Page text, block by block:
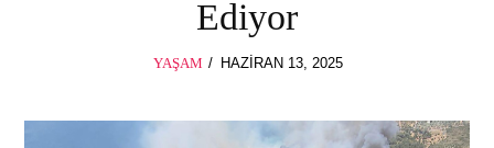
Ediyor
YAŞAM
POSTED
HAZIRAN 13, 2025